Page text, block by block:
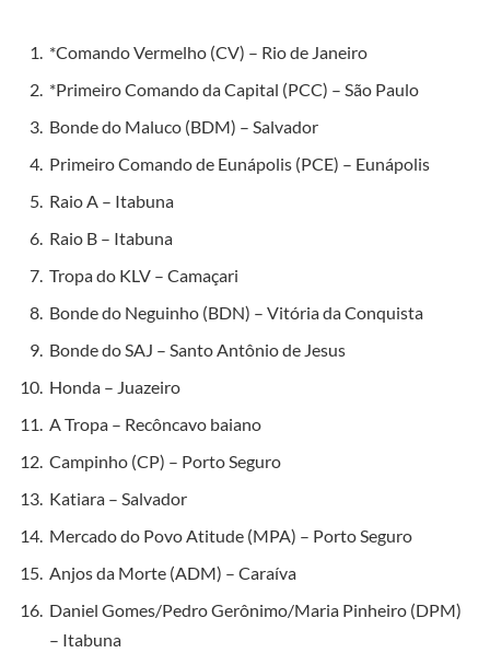
*Comando Vermelho (CV) – Rio de Janeiro
*Primeiro Comando da Capital (PCC) – São Paulo
Bonde do Maluco (BDM) – Salvador
Primeiro Comando de Eunápolis (PCE) – Eunápolis
Raio A – Itabuna
Raio B – Itabuna
Tropa do KLV – Camaçari
Bonde do Neguinho (BDN) – Vitória da Conquista
Bonde do SAJ – Santo Antônio de Jesus
Honda – Juazeiro
A Tropa – Recôncavo baiano
Campinho (CP) – Porto Seguro
Katiara – Salvador
Mercado do Povo Atitude (MPA) – Porto Seguro
Anjos da Morte (ADM) – Caraíva
Daniel Gomes/Pedro Gerônimo/Maria Pinheiro (DPM)
– Itabuna